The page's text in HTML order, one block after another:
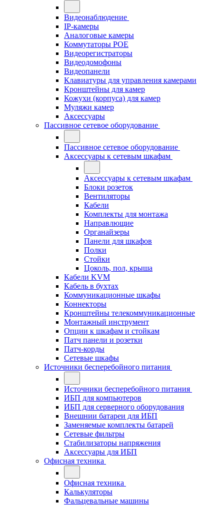
Видеонаблюдение
IP-камеры
Аналоговые камеры
Коммутаторы POE
Видеорегистраторы
Видеодомофоны
Видеопанели
Клавиатуры для управления камерами
Кронштейны для камер
Кожухи (корпуса) для камер
Муляжи камер
Аксессуары
Пассивное сетевое оборудование
Пассивное сетевое оборудование
Аксессуары к сетевым шкафам
Аксессуары к сетевым шкафам
Блоки розеток
Вентиляторы
Кабели
Комплекты для монтажа
Направлющие
Органайзеры
Панели для шкафов
Полки
Стойки
Цоколь, пол, крыша
Кабели KVM
Кабель в бухтах
Коммуникационные шкафы
Коннекторы
Кронштейны телекоммуникационные
Монтажный инструмент
Опции к шкафам и стойкам
Патч панели и розетки
Патч-корды
Сетевые шкафы
Источники бесперебойного питания
Источники бесперебойного питания
ИБП для компьютеров
ИБП для серверного оборудования
Внешнии батареи для ИБП
Заменяемые комплекты батарей
Сетевые фильтры
Стабилизаторы напряжения
Аксессуары для ИБП
Офисная техника
Офисная техника
Калькуляторы
Фальцевальные машины